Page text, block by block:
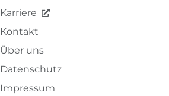
Karriere
Kontakt
Über uns
Datenschutz
Impressum